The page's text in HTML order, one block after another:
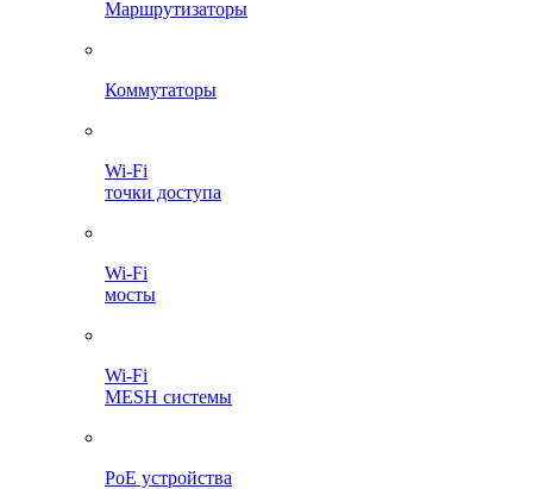
Маршрутизаторы
Коммутаторы
Wi-Fi
точки доступа
Wi-Fi
мосты
Wi-Fi
MESH системы
PoE устройства